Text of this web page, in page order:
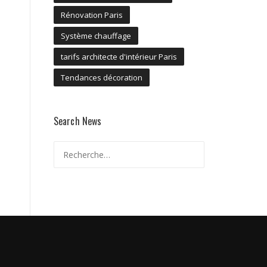
Rénovation Paris
Système chauffage
tarifs architecte d'intérieur Paris
Tendances décoration
Search News